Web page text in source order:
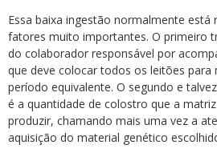
Essa baixa ingestão normalmente está
fatores muito importantes. O primeiro
do colaborador responsável por
que deve colocar todos os leitões para
período equivalente. O segundo e
é a quantidade de colostro que a
produzir, chamando mais uma vez a
aquisição do material genético